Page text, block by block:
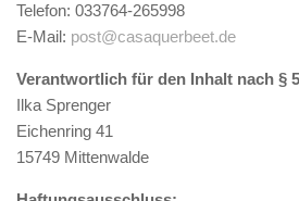
Telefon: 033764-265998
E-Mail: post@casaquerbeet.de
Verantwortlich für den Inhalt nach §
Ilka Sprenger
Eichenring 41
15749 Mittenwalde